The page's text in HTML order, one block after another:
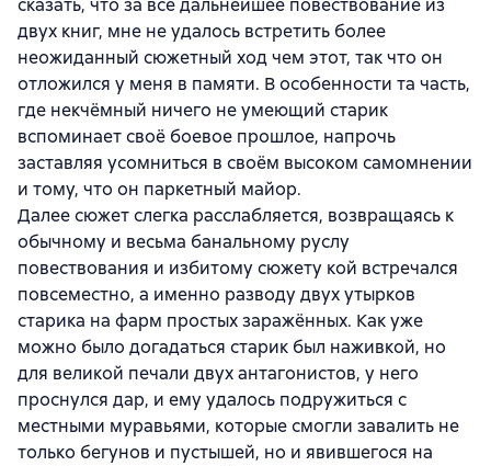
сказать, что за всё дальнейшее повествование из
двух книг, мне не удалось встретить более
неожиданный сюжетный ход чем этот, так что он
отложился у меня в памяти. В особенности та часть,
где некчёмный ничего не умеющий старик
вспоминает своё боевое прошлое, напрочь
заставляя усомниться в своём высоком самомнении
и тому, что он паркетный майор.
Далее сюжет слегка расслабляется, возвращаясь к
обычному и весьма банальному руслу
повествования и избитому сюжету кой встречался
повсеместно, а именно разводу двух утырков
старика на фарм простых заражённых. Как уже
можно было догадаться старик был наживкой, но
для великой печали двух антагонистов, у него
проснулся дар, и ему удалось подружиться с
местными муравьями, которые смогли завалить не
только бегунов и пустышей, но и явившегося на